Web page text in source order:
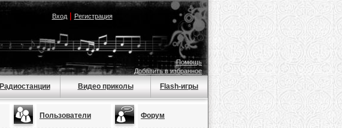
Вход| Регистрация
Помощь
Добавить в избранное
Радиостанции Видео приколы Flash-игры
Пользователи Форум